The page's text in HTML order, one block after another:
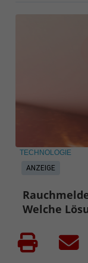
ANZEIGE
TECHNOLOGIE
Welche